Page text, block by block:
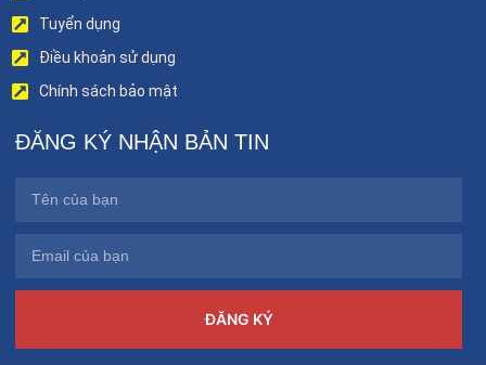
Tuyển dụng
Điều khoản sử dụng
Chính sách bảo mật
ĐĂNG KÝ NHẬN BẢN TIN
ĐĂNG KÝ